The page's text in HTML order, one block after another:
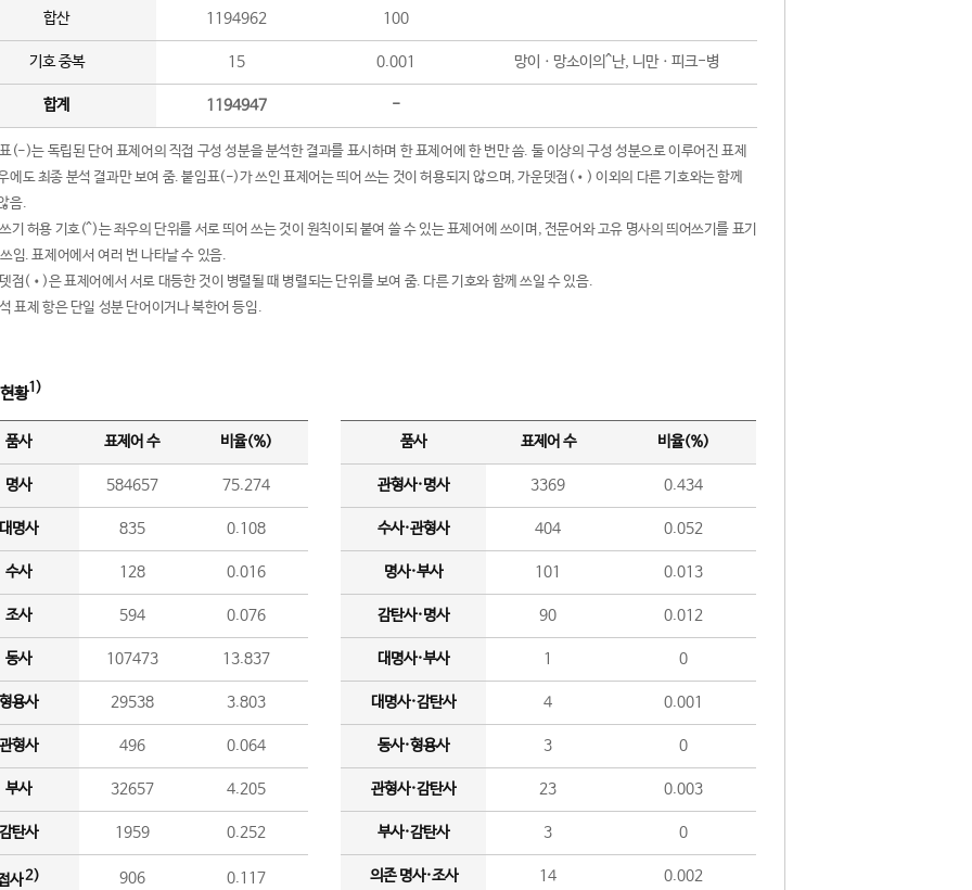
합산 1194962 100
기호 중복 15 0.001 망이ㆍ망소이의^난, 니만ㆍ피크-병
합계 1194947 -
(-)는 독립된 단어 표제어의 직접 구성 성분을 분석한 결과를 표시하며 한 표제어에 한 번만 씀. 둘 이상의 구성 성분으로 이루어진 표제
에도 최종 분석 결과만 보여 줌. 붙임표(-)가 쓰인 표제어는 띄어 쓰는 것이 허용되지 않으며, 가운뎃점(•) 이외의 다른 기호와는 함께
음.
기 허용 기호(^)는 좌우의 단위를 서로 띄어 쓰는 것이 원칙이되 붙여 쓸 수 있는 표제어에 쓰이며, 전문어와 고유 명사의 띄어쓰기를 표기
임. 표제어에서 여러 번 나타날 수 있음.
점(•)은 표제어에서 서로 대등한 것이 병렬될 때 병렬되는 단위를 보여 줌. 다른 기호와 함께 쓰일 수 있음.
표제 항은 단일 성분 단어이거나 북한어 등임.
황1)
품사 표제어 수 비율(%)
명사 584657 75.274
명사 835 0.108
수사 128 0.016
조사 594 0.076
동사 107473 13.837
용사 29538 3.803
형사 496 0.064
부사 32657 4.205
탄사 1959 0.252
사2) 906 0.117
품사 표제어 수 비율(%)
관형사·명사 3369 0.434
수사·관형사 404 0.052
명사·부사 101 0.013
감탄사·명사 90 0.012
대명사·부사 1 0
대명사·감탄사 4 0.001
동사·형용사 3 0
관형사·감탄사 23 0.003
부사·감탄사 3 0
의존 명사·조사 14 0.002